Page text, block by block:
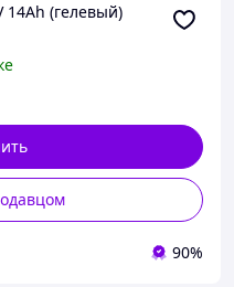
14Аh (гелевый)
90%